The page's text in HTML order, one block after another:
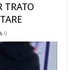
TRATO
0